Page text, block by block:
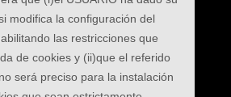
modifica la configuración del
las restricciones que
de cookies y (ii)que el referido
será preciso para la instalación